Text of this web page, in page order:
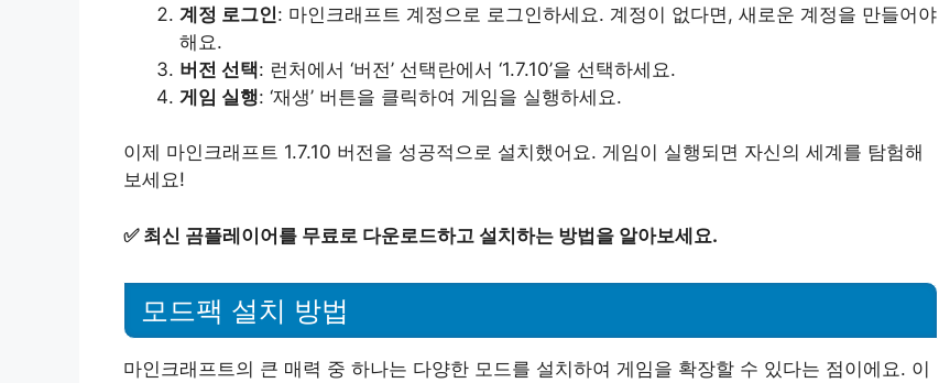
계정 로그인: 마인크래프트 계정으로 로그인하세요. 계정이 없다면, 새로운 계정을 만들어야
해요.
버전 선택: 런처에서 ‘버전’ 선택란에서 ‘1.7.10’을 선택하세요.
게임 실행: ‘재생’ 버튼을 클릭하여 게임을 실행하세요.
이제 마인크래프트 1.7.10 버전을 성공적으로 설치했어요. 게임이 실행되면 자신의 세계를 탐험해
보세요!
✅ 최신 곰플레이어를 무료로 다운로드하고 설치하는 방법을 알아보세요.
모드팩 설치 방법
마인크래프트의 큰 매력 중 하나는 다양한 모드를 설치하여 게임을 확장할 수 있다는 점이에요. 이